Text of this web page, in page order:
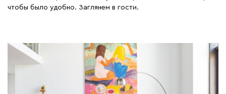
чтобы было удобно. Заглянем в гости.